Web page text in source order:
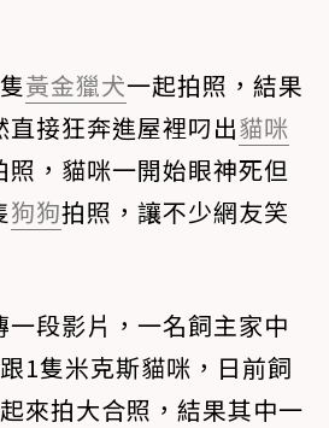
黃金獵犬一起拍照，結果
接狂奔進屋裡叼出貓咪
，貓咪一開始眼神死但
狗狗拍照，讓不少網友笑
段影片，一名飼主家中
1隻米克斯貓咪，日前飼
來拍大合照，結果其中一